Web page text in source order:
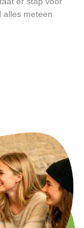
alles meteen